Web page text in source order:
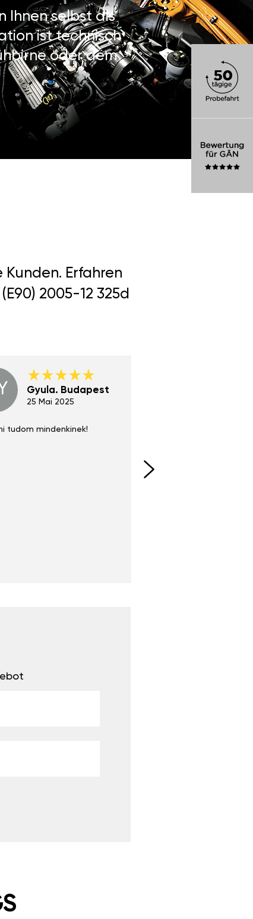
Ihnen selbst als
ist technisch
oder dem
Erfahren
2005-12 325d
Gyula. Budapest
25 Mai 2025
tudom mindenkinek!